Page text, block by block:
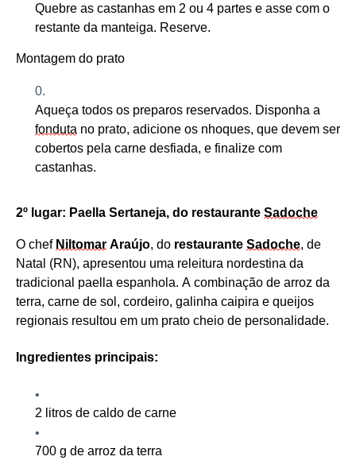
Quebre as castanhas em 2 ou 4 partes e asse com o
restante da manteiga. Reserve.
Montagem do prato
Aqueça todos os preparos reservados. Disponha a
fonduta no prato, adicione os nhoques, que devem ser
cobertos pel a carne desfiada, e finalize com
castanhas.
2º ugar: Paella Sertaneja, do restaurante Sadoche
O chef Niltomar Araújo, do restaurante Sadoche, de
Natal (RN), apresentou uma releitura nordestina da
tradicional paella espanhola. A combinação de arroz da
terra, carne de sol, cordeiro, galinha caipira e queijos
regionais resultou em um prato cheio de personalidade.
Ingredientes principais:
2 litros de caldo de carne
700 g de arroz da terra